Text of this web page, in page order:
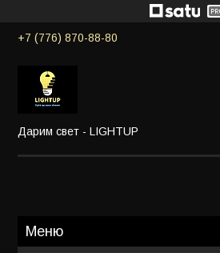
+7 (776) 870-88-80
Дарим свет - LIGHTUP